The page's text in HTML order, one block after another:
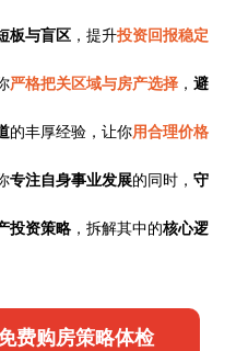
板与盲区 ，提升投资回报稳定
严格把关区域与房产选择 ， 避
的丰厚经验，让你用合理价格
专注自身事业发展的同时， 守
投资策略 ，拆解其中的核心逻
费购房策略体检